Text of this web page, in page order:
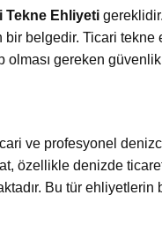
Tekne Ehliyeti
bir belgedir. Ticari
olması gereken
ve profesyonel
özellikle denizde
Bu tür